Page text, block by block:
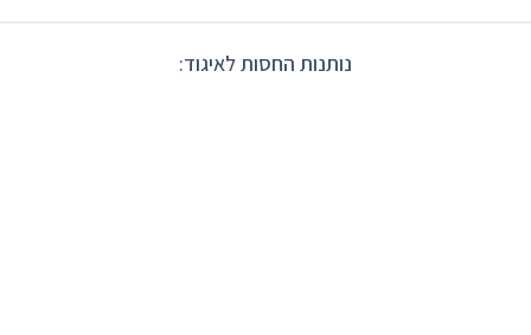
נותנות החסות לאיגוד: